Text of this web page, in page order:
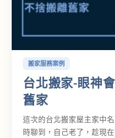
台北搬家-眼神
舊家
搬家服務案例
這次的台北搬家屋主家中
時聊到，自己老了，趁現